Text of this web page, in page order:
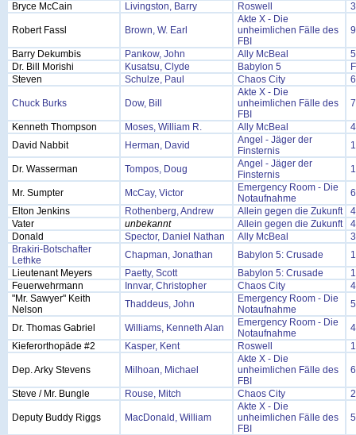
Bryce McCain
Livingston, Barry Roswell
Robert Fassl Brown, W. Earl
Akte X - Die
unheimlichen Fälle des
FBI
Barry Dekumbis Pankow, John Ally McBeal
Dr. Bill Morishi
Kusatsu, Clyde Babylon 5
Steven
Schulze, Paul Chaos City
Chuck Burks Dow, Bill
Akte X - Die
unheimlichen Fälle des
FBI
Kenneth Thompson Moses, William R. Ally McBeal
David Nabbit
Herman, David
Angel - Jäger der
Finsternis
Dr. Wasserman Tompos, Doug
Angel - Jäger der
Finsternis
Mr. Sumpter McCay, Victor
Emergency Room - Die
Notaufnahme
Elton Jenkins
Rothenberg, Andrew Allein gegen die Zukunft
Vater
unbekannt Allein gegen die Zukunft
Donald
Spector, Daniel Nathan Ally McBeal
Brakiri-Botschafter
Lethke
Chapman, Jonathan Babylon 5: Crusade
Lieutenant Meyers
Paetty, Scott Babylon 5: Crusade
Feuerwehrmann
Innvar, Christopher Chaos City
"Mr. Sawyer" Keith
Nelson
Thaddeus, John
Emergency Room - Die
Notaufnahme
Dr. Thomas Gabriel Williams, Kenneth Alan
Emergency Room - Die
Notaufnahme
Kieferorthopäde #2
Kasper, Kent Roswell
Dep. Arky Stevens Milhoan, Michael
Akte X - Die
unheimlichen Fälle des
FBI
Steve / Mr. Bungle Rouse, Mitch Chaos City
Deputy Buddy Riggs MacDonald, William
Akte X - Die
unheimlichen Fälle des
FBI